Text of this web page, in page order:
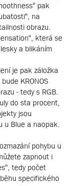
pak
na
obrazu.
která se
a blikáním
je pak záložka
KRONOS
- tedy s RGB.
do sta procent,
jsou
u Blue a naopak.
pohybu u
zapnout i
tedy počet
specifického